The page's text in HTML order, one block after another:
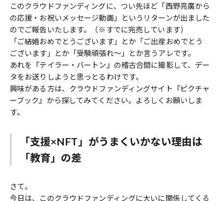
このクラウドファンディングに、つい先ほど「西野亮廣から
の応援・お祝いメッセージ動画」というリターンが出ました
のでご報告いたします。（※すでに完売しています）
「ご結婚おめでとうございます」とか「ご出産おめでとう
ございます」とか「受験頑張れ〜」とか言うアレです。
あれを『テイラー・バートン』の稽古合間に撮影して、デー
タをお送りしようと思っとるわけです。
興味がある方は、クラウドファンディングサイト『ピクチャ
ーブック』から探してみてください。よろしくお願いしま
す。
「支援×NFT」がうまくいかない理由は
「教育」の差
さて。
今日は、このクラウドファンディングに大いに関係してくる